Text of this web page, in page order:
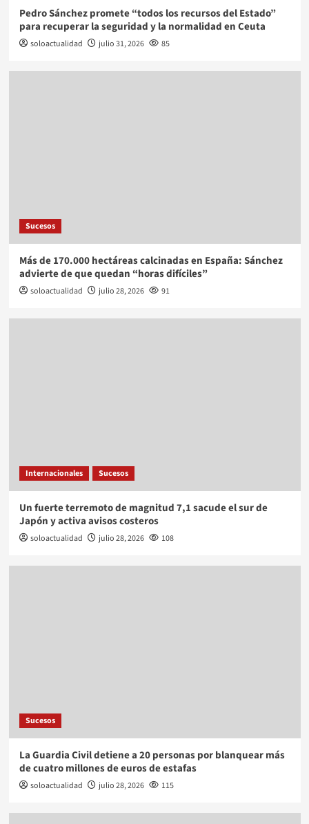
Pedro Sánchez promete “todos los recursos del Estado”
para recuperar la seguridad y la normalidad en Ceuta
soloactualidad julio 31, 2026 85
Sucesos
Más de 170.000 hectáreas calcinadas en España: Sánchez
advierte de que quedan “horas difíciles”
soloactualidad julio 28, 2026 91
Internacionales Sucesos
Un fuerte terremoto de magnitud 7,1 sacude el sur de
Japón y activa avisos costeros
soloactualidad julio 28, 2026 108
Sucesos
La Guardia Civil detiene a 20 personas por blanquear más
de cuatro millones de euros de estafas
soloactualidad julio 28, 2026 115